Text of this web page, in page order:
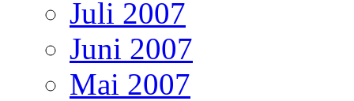
Juli 2007
Juni 2007
Mai 2007